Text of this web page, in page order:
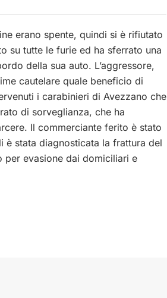
erano spente, quindi si è rifiutato
su tutte le furie ed ha sferrato una
della sua auto. L’aggressore,
cautelare quale beneficio di
i carabinieri di Avezzano che
di sorveglianza, che ha
Il commerciante ferito è stato
è stata diagnosticata la frattura del
per evasione dai domiciliari e